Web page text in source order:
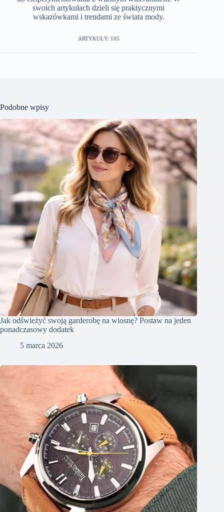
swoich artykułach dzieli się praktycznymi
wskazówkami i trendami ze świata mody.
ARTYKUŁY: 105
Podobne wpisy
Jak odświeżyć swoją garderobę na wiosnę? Postaw na jeden
ponadczasowy dodatek
5 marca 2026